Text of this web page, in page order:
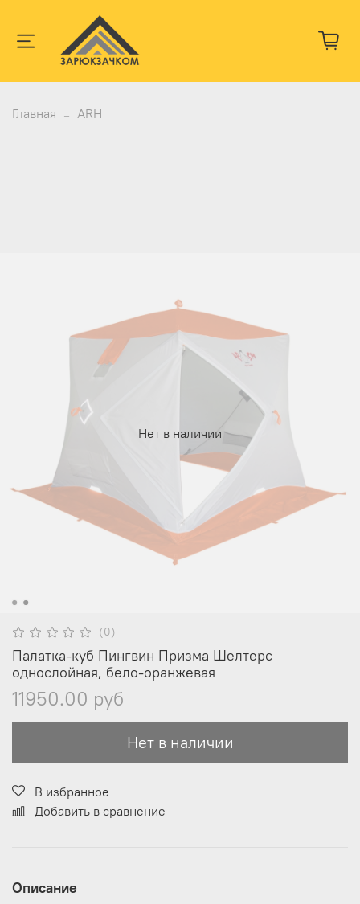
Главная ARH
Нет в наличии
(0)
Палатка-куб Пингвин Призма Шелтерс
однослойная, бело-оранжевая
11950.00 руб
Нет в наличии
В избранное
Добавить в сравнение
Описание